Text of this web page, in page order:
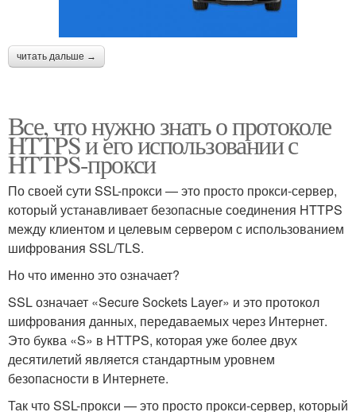
читать дальше →
Все, что нужно знать о протоколе
HTTPS и его использовании с
HTTPS-прокси
По своей сути SSL-прокси — это просто прокси-сервер,
который устанавливает безопасные соединения HTTPS
между клиентом и целевым сервером с использованием
шифрования SSL/TLS.
Но что именно это означает?
SSL означает «Secure Sockets Layer» и это протокол
шифрования данных, передаваемых через Интернет.
Это буква «S» в HTTPS, которая уже более двух
десятилетий является стандартным уровнем
безопасности в Интернете.
Так что SSL-прокси — это просто прокси-сервер, который